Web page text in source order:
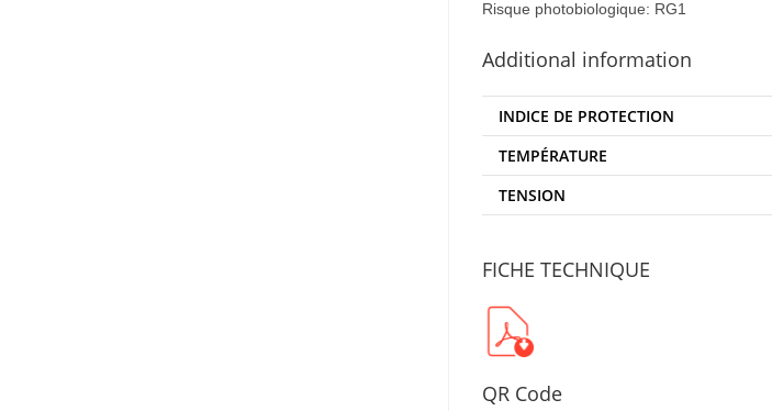
Risque photobiologique: RG1
Additional information
INDICE DE PROTECTION
TEMPÉRATURE
TENSION
FICHE TECHNIQUE
QR Code